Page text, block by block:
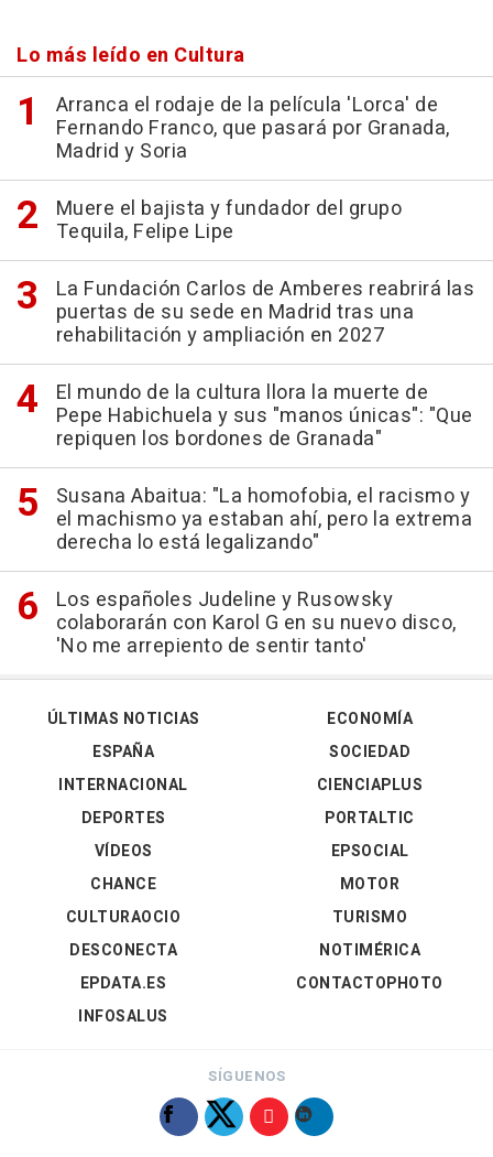
Lo más leído en Cultura
Arranca el rodaje de la película 'Lorca' de
Fernando Franco, que pasará por Granada,
Madrid y Soria
Muere el bajista y fundador del grupo
Tequila, Felipe Lipe
La Fundación Carlos de Amberes reabrirá las
puertas de su sede en Madrid tras una
rehabilitación y ampliación en 2027
El mundo de la cultura llora la muerte de
Pepe Habichuela y sus "manos únicas": "Que
repiquen los bordones de Granada"
Susana Abaitua: "La homofobia, el racismo y
el machismo ya estaban ahí, pero la extrema
derecha lo está legalizando"
Los españoles Judeline y Rusowsky
colaborarán con Karol G en su nuevo disco,
'No me arrepiento de sentir tanto'
ÚLTIMAS NOTICIAS
ESPAÑA
INTERNACIONAL
DEPORTES
VÍDEOS
ECONOMÍA
SOCIEDAD
CIENCIAPLUS
PORTALTIC
EPSOCIAL
CHANCE
CULTURAOCIO
DESCONECTA
EPDATA.ES
INFOSALUS
MOTOR
TURISMO
NOTIMÉRICA
CONTACTOPHOTO
SÍGUENOS